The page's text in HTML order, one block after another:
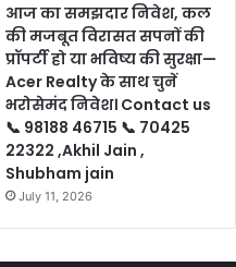
आज का समझदार निवेश, कल
की मजबूत विरासत सपनों की
प्रॉपर्टी हो या भविष्य की सुरक्षा—
Acer Realty के साथ चुनें
भरोसेमंद निवेश। Contact us
📞 98188 46715 📞 70425
22322 ,Akhil Jain ,
Shubham jain
July 11, 2026